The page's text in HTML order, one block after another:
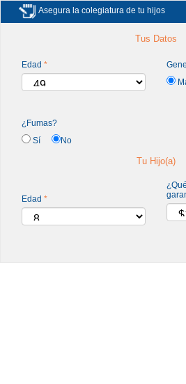
Asegura la colegiatura de tu hijos
Tus Datos
Edad *
¿Fumas?
Sí
No
Tu Hijo(a)
Edad *